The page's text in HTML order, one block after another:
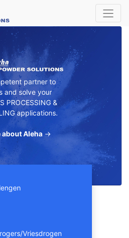
partner to
and solve your
PROCESSING &
applications.
about Aleha →
Vriesdrogen